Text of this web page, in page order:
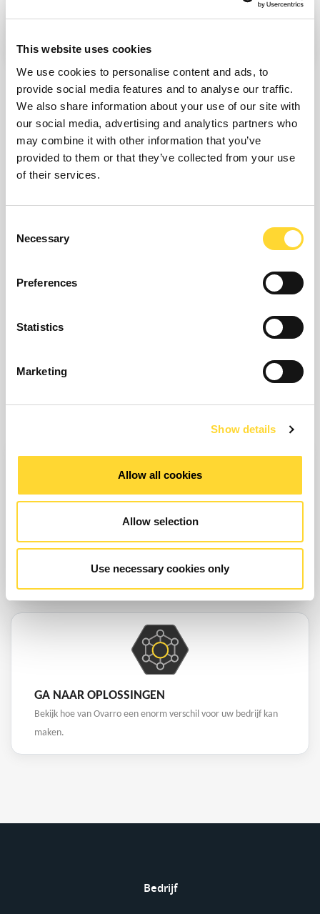
This website uses cookies
We use cookies to personalise content and ads, to
provide social media features and to analyse our traffic.
We also share information about your use of our site with
our social media, advertising and analytics partners who
may combine it with other information that you’ve
provided to them or that they’ve collected from your use
of their services.
Selection
Necessary
Preferences
Statistics
Marketing
Show details
Allow all cookies
Allow selection
Use necessary cookies only
Verzenden
Zoekt u iets anders?
GA NAAR SECTOREN
Onze verbonden technologieën ondersteunen kritische
GA NAAR OPLOSSINGEN
Bekijk hoe van Ovarro een enorm verschil voor uw bedrijf kan
maken.
Bedrijf